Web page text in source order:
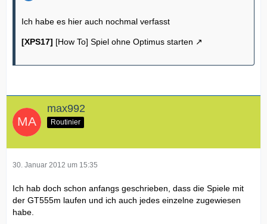
Ich habe es hier auch nochmal verfasst
[XPS17] [How To] Spiel ohne Optimus starten
max992
Routinier
30. Januar 2012 um 15:35
Ich hab doch schon anfangs geschrieben, dass die Spiele mit
der GT555m laufen und ich auch jedes einzelne zugewiesen
habe.